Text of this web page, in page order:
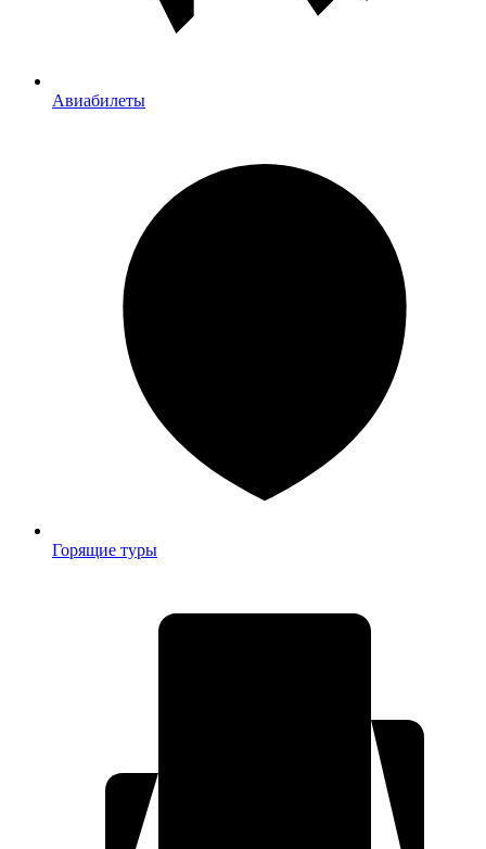
Авиабилеты
Горящие туры